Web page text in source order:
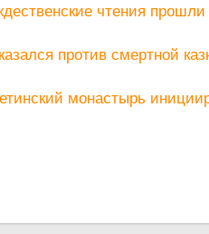
чтения
против смертной
монастырь